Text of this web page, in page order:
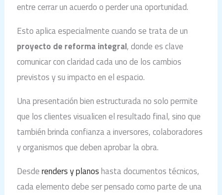
entre cerrar un acuerdo o perder una oportunidad.
Esto aplica especialmente cuando se trata de un
proyecto de reforma integral, donde es clave
comunicar con claridad cada uno de los cambios
previstos y su impacto en el espacio.
Una presentación bien estructurada no solo permite
que los clientes visualicen el resultado final, sino que
también brinda confianza a inversores, colaboradores
y organismos que deben aprobar la obra.
Desderenders y planoshasta documentos técnicos,
cada elemento debe ser pensado como parte de una